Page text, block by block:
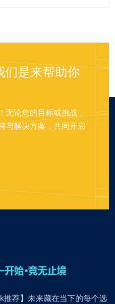
们是来帮助你
无论您的目标或挑战，
与解决方案，共同开启
荐】未来藏在当下的每个选